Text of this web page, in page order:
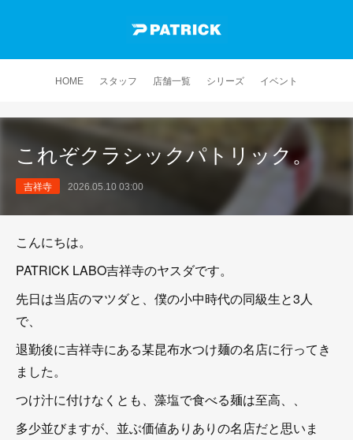
HOME スタッフ 店舗一覧 シリーズ イベント
これぞクラシックパトリック。
吉祥寺 2026.05.10 03:00
こんにちは。
PATRICK LABO吉祥寺のヤスダです。
先日は当店のマツダと、僕の小中時代の同級生と3人
で、
退勤後に吉祥寺にある某昆布水つけ麺の名店に行ってき
ました。
つけ汁に付けなくとも、藻塩で食べる麺は至高、、
多少並びますが、並ぶ価値ありありの名店だと思いま